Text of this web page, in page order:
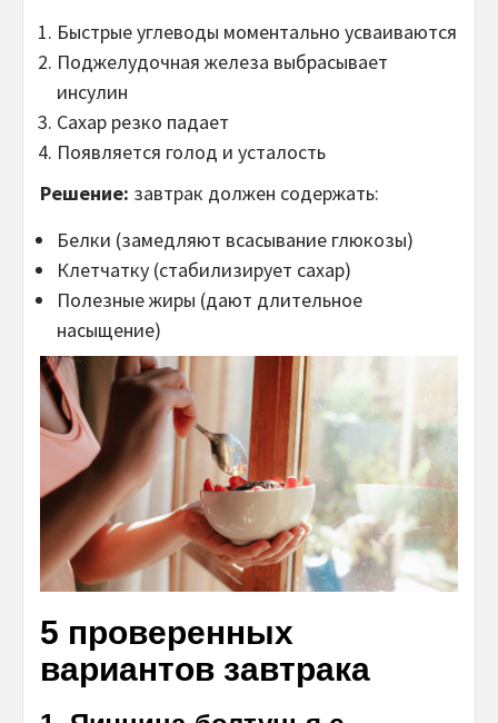
Быстрые углеводы моментально усваиваются
Поджелудочная железа выбрасывает
инсулин
Сахар резко падает
Появляется голод и усталость
Решение: завтрак должен содержать:
Белки (замедляют всасывание глюкозы)
Клетчатку (стабилизирует сахар)
Полезные жиры (дают длительное
насыщение)
5 проверенных
вариантов завтрака